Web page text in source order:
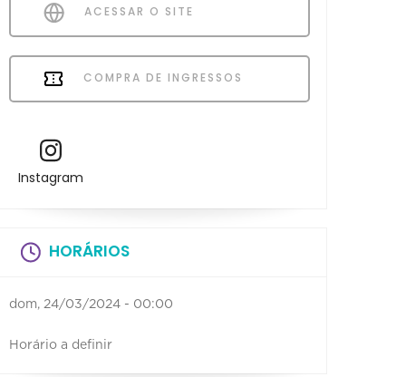
ACESSAR O SITE
COMPRA DE INGRESSOS
Instagram
HORÁRIOS
dom, 24/03/2024 - 00:00
Horário a definir